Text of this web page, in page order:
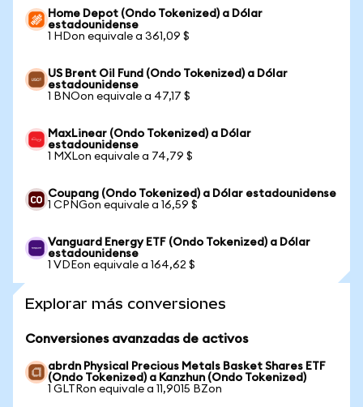
Home Depot (Ondo Tokenized) a Dólar
estadounidense
1 HDon equivale a 361,09 $
US Brent Oil Fund (Ondo Tokenized) a Dólar
estadounidense
1 BNOon equivale a 47,17 $
MaxLinear (Ondo Tokenized) a Dólar
estadounidense
1 MXLon equivale a 74,79 $
Coupang (Ondo Tokenized) a Dólar estadounidense
1 CPNGon equivale a 16,59 $
Vanguard Energy ETF (Ondo Tokenized) a Dólar
estadounidense
1 VDEon equivale a 164,62 $
Explorar más conversiones
Conversiones avanzadas de activos
abrdn Physical Precious Metals Basket Shares ETF
(Ondo Tokenized) a Kanzhun (Ondo Tokenized)
1 GLTRon equivale a 11,9015 BZon